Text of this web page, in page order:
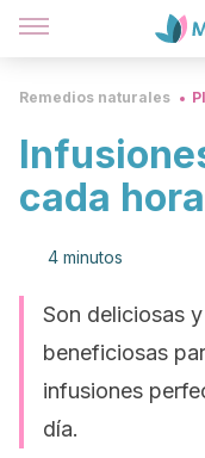
Remedios naturales
cada
4 minutos
Son deliciosas
beneficiosas
infusiones
día.